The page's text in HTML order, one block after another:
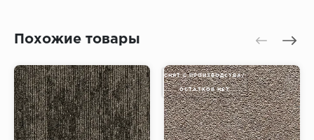
Похожие товары
СНЯТ С ПРОИЗВОДСТВА/
ОСТАТКОВ НЕТ